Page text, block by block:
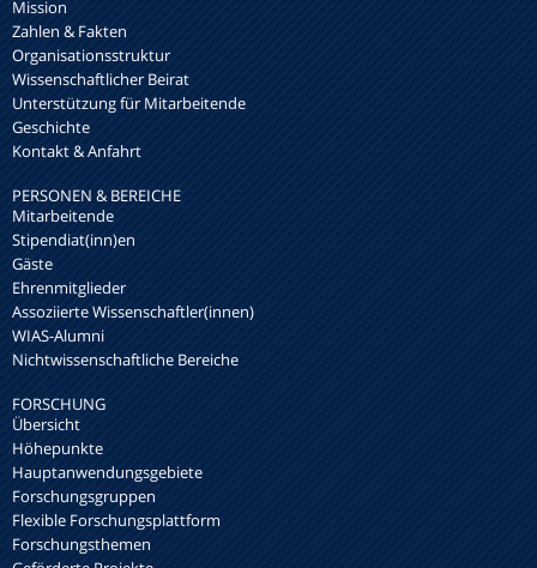
Mission
Zahlen & Fakten
Organisationsstruktur
Wissenschaftlicher Beirat
Unterstützung für Mitarbeitende
Geschichte
Kontakt & Anfahrt
PERSONEN & BEREICHE
Mitarbeitende
Stipendiat(inn)en
Gäste
Ehrenmitglieder
Assoziierte Wissenschaftler(innen)
WIAS-Alumni
Nichtwissenschaftliche Bereiche
FORSCHUNG
Übersicht
Höhepunkte
Hauptanwendungsgebiete
Forschungsgruppen
Flexible Forschungsplattform
Forschungsthemen